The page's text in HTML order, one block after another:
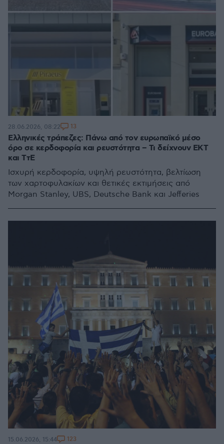
Ελληνικές τράπεζες: Πάνω από τον ευρωπαϊκό μέσο
όρο σε κερδοφορία και ρευστότητα – Τι δείχνουν ΕΚΤ
και ΤτΕ
Ισχυρή κερδοφορία, υψηλή ρευστότητα, βελτίωση
των χαρτοφυλακίων και θετικές εκτιμήσεις από
Morgan Stanley, UBS, Deutsche Bank και Jefferies
28.06.2026, 08:22 13
15.06.2026, 15:44 123